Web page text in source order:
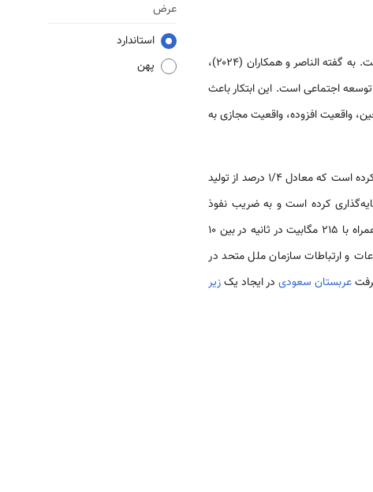
عرض
استاندارد
پهن
چشم‌انداز ۲۰۳۰، تحول دیجیتال را به عنوان سنگ بنای دستیابی به اهداف اقتصادی و اجتماعی خود قرار داده است. به گفته الناصر و همکاران (۲۰۲۴)،
اجتماعی است. این ابتکار باعث
واقعیت افزوده، واقعیت مجازی به
اقتصاد دیجیتالی یک عامل حیاتی برای رشد و نوآوری است و در سال ۲۰۲۳، ۴۰.۹۴ میلیارد دلار به اقتصاد کمک کرده است که معادل 1/4 درصد از تولید
کرده است و به ضریب نفوذ
اینترنت 99 درصد و پوشش 77 درصد 5G در سطح ملی دست یافته است، به طوری که سرعت اینترنت تلفن همراه با ۲۱۵ مگابیت در ثانیه در بین ۱۰
اطلاعات و ارتباطات سازمان ملل متحد در
عربستان سعودیدر ایجاد یکزیر